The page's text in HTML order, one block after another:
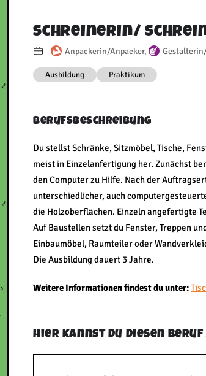
Schreinerin/​
Anpackerin/Anpacker,
Ausbildung Praktikum
Berufsbeschreibung
Du stellst Schränke, Sitzmöbel, Tische,
meist in Einzelanfertigung her. Zunächst
den Computer zu Hilfe. Nach der
unterschiedlicher, auch
die Holzoberflächen. Einzeln angefertigte
Auf Baustellen setzt du Fenster, Treppen
Einbaumöbel, Raumteiler oder
Die Ausbildung dauert 3 Jahre.
Weitere Informationen findest du unter:
Hier kannst du diesen Beruf